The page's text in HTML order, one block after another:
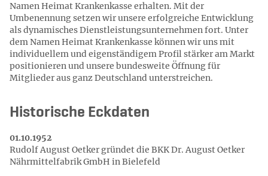
Namen Heimat Krankenkasse erhalten. Mit der
Umbenennung setzen wir unsere erfolgreiche Entwicklung
als dynamisches Dienstleistungsunternehmen fort. Unter
dem Namen Heimat Krankenkasse können wir uns mit
individuellem und eigenständigem Profil stärker am Markt
positionieren und unsere bundesweite Öffnung für
Mitglieder aus ganz Deutschland unterstreichen.
Historische Eckdaten
01.10.1952
Rudolf August Oetker gründet die BKK Dr. August Oetker
Nährmittelfabrik GmbH in Bielefeld